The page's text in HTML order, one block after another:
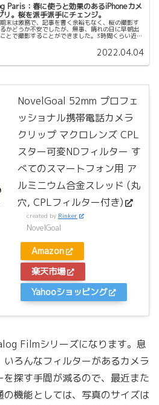
Paris：春に使うと効果のあるiPhoneカメ
リ。桜を派手派手にチェンジ。
末は激務で、記事を書く余裕もなく、桜の撮影す
かどうか不安でしたが、無事、晴れの日に早朝出
とで撮影することができました。3時間くらい近く
2022.04.04
NovelGoal 52mm プロフェ
ッショナル携帯電話カメラ
クリップ マクロレンズ CPL
スター可変NDフィルター す
べてのスマートフォン用 ア
ルミニウム合金スレッド (丸
穴, CPLフィルター付き)
created by Rinker
NovelGoal
Amazon
楽天市場
Yahooショッピング
Filmシリーズになります。息
ろんなフィルターがあるカメラ
探す手間が減るので、最近また
機能としては、写真のサイズは